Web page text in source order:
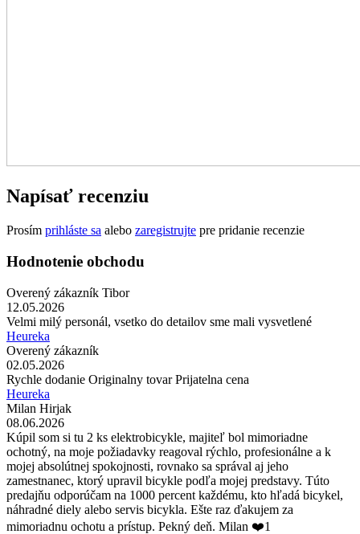
Napísať recenziu
Prosím prihláste sa alebo zaregistrujte pre pridanie recenzie
Hodnotenie obchodu
Overený zákazník Tibor
12.05.2026
Velmi milý personál, vsetko do detailov sme mali vysvetlené
Heureka
Overený zákazník
02.05.2026
Rychle dodanie Originalny tovar Prijatelna cena
Heureka
Milan Hirjak
08.06.2026
Kúpil som si tu 2 ks elektrobicykle, majiteľ bol mimoriadne
ochotný, na moje požiadavky reagoval rýchlo, profesionálne a k
mojej absolútnej spokojnosti, rovnako sa správal aj jeho
zamestnanec, ktorý upravil bicykle podľa mojej predstavy. Túto
predajňu odporúčam na 1000 percent každému, kto hľadá bicykel,
náhradné diely alebo servis bicykla. Ešte raz ďakujem za
mimoriadnu ochotu a prístup. Pekný deň. Milan ❤️1